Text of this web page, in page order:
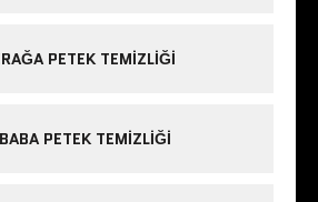
PETEK TEMIZLIĞI
PETEK TEMIZLIĞI